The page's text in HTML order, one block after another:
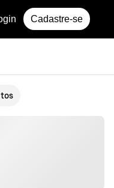
Cadastre-se